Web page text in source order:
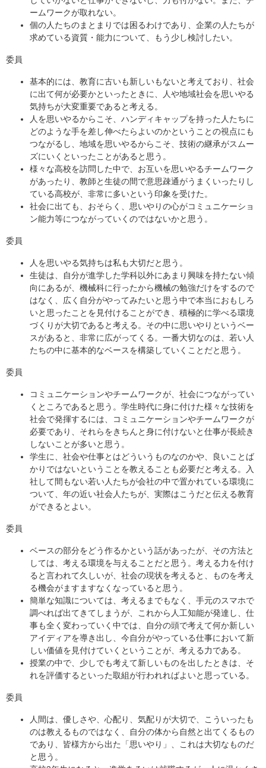
ームワークが取れない。
個の人たちのまとまりでは困るわけであり、企業の人たちが
求めている資質・能力について、もう少し検討したい。
委員
基本的には、教育に古いも新しいもないと考えており、社会
に出て何が必要かといったときに、人や地域社会を思いやる
気持ちが大変重要であると考える。
人を思いやるからこそ、ハンディキャップを持った人たちに
どのような手を差し伸べたらよいのかということの視点にも
つながるし、地域を思いやるからこそ、技術の継承がスムー
ズにいくといったことがあると思う。
様々な高校を訪問した中で、お互いを思いやるチームワーク
があったり、教師と生徒の間で意思疎通がうまくいったりし
ている高校が、非常に多いという印象を受けた。
社会に出ても、おそらく、思いやりの心がコミュニケーショ
ン能力等につながっていくのではないかと思う。
委員
人を思いやる気持ちは私も大切だと思う。
生徒は、自分が進学した学科以外にあまり興味を持たない傾
向にあるが、機械科に行ったから機械の勉強だけをするので
はなく、広く自分がやってみたいと思う中で本当におもしろ
いと思ったことを見付けることができ、積極的に学べる環境
づくりが大切であると考える。その中に思いやりというベー
スがあると、非常に広がってくる。一番大切なのは、若い人
たちの中に基本的なベースを構築していくことだと思う。
委員
コミュニケーションやチームワークが、社会につながってい
くところであると思う。学生時代に身に付けた様々な技術を
社会で発揮するには、コミュニケーションやチームワークが
必要であり、それらをきちんと身に付けないと仕事が長続き
しないことが多いと思う。
学生に、社会や仕事とはどういうものなのかや、良いことば
かりではないということを教えることも必要だと考える。入
社して間もない若い人たちが会社の中で置かれている環境に
ついて、年の近い社会人たちが、実際はこうだと伝える教育
ができるとよい。
委員
ベースの部分をどう作るかという話があったが、その方法と
しては、考える環境を与えることだと思う。考える力を付け
ると言われて久しいが、社会の現状を考えると、ものを考え
る機会がますますなくなっていると思う。
簡単な知識については、考えるまでもなく、手元のスマホで
調べれば出てきてしまうが、これから人工知能が発達し、仕
事も全く変わっていく中では、自分の頭で考えて何か新しい
アイディアを導き出し、今自分がやっている仕事において新
しい価値を見付けていくということが、考える力である。
授業の中で、少しでも考えて新しいものを出したときは、そ
れを評価するといった取組が行われればよいと思っている。
委員
人間は、優しさや、心配り、気配りが大切で、こういったも
のは教えるものではなく、自分の体から自然と出てくるもの
であり、皆様方から出た「思いやり」、これは大切なものだ
と思う。